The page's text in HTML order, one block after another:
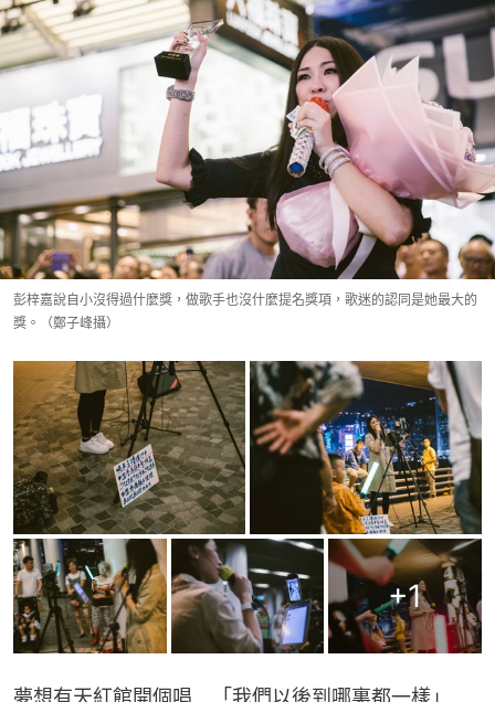
彭梓嘉說自小沒得過什麼獎，做歌手也沒什麼提名獎項，歌迷的認同是她最大的
獎。（鄭子峰攝）
+1